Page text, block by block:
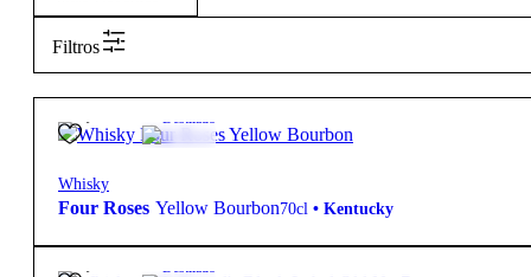
Filtros
22,45€ Destilado
Whisky
Four Roses Yellow Bourbon70cl • Kentucky
25,95€ Destilado